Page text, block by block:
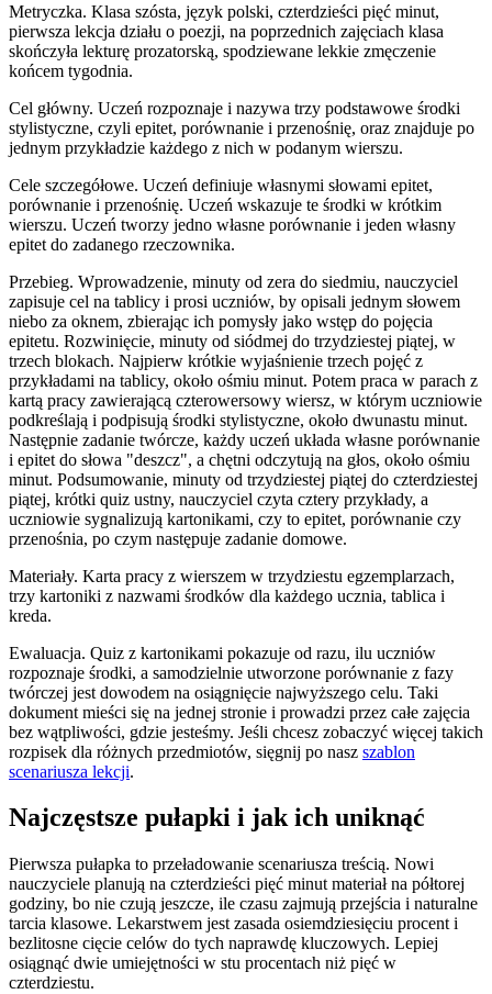
Metryczka. Klasa szósta, język polski, czterdzieści pięć minut,
pierwsza lekcja działu o poezji, na poprzednich zajęciach klasa
skończyła lekturę prozatorską, spodziewane lekkie zmęczenie
końcem tygodnia.
Cel główny. Uczeń rozpoznaje i nazywa trzy podstawowe środki
stylistyczne, czyli epitet, porównanie i przenośnię, oraz znajduje po
jednym przykładzie każdego z nich w podanym wierszu.
Cele szczegółowe. Uczeń definiuje własnymi słowami epitet,
porównanie i przenośnię. Uczeń wskazuje te środki w krótkim
wierszu. Uczeń tworzy jedno własne porównanie i jeden własny
epitet do zadanego rzeczownika.
Przebieg. Wprowadzenie, minuty od zera do siedmiu, nauczyciel
zapisuje cel na tablicy i prosi uczniów, by opisali jednym słowem
niebo za oknem, zbierając ich pomysły jako wstęp do pojęcia
epitetu. Rozwinięcie, minuty od siódmej do trzydziestej piątej, w
trzech blokach. Najpierw krótkie wyjaśnienie trzech pojęć z
przykładami na tablicy, około ośmiu minut. Potem praca w parach z
kartą pracy zawierającą czterowersowy wiersz, w którym uczniowie
podkreślają i podpisują środki stylistyczne, około dwunastu minut.
Następnie zadanie twórcze, każdy uczeń układa własne porównanie
i epitet do słowa "deszcz", a chętni odczytują na głos, około ośmiu
minut. Podsumowanie, minuty od trzydziestej piątej do czterdziestej
piątej, krótki quiz ustny, nauczyciel czyta cztery przykłady, a
uczniowie sygnalizują kartonikami, czy to epitet, porównanie czy
przenośnia, po czym następuje zadanie domowe.
Materiały. Karta pracy z wierszem w trzydziestu egzemplarzach,
trzy kartoniki z nazwami środków dla każdego ucznia, tablica i
kreda.
Ewaluacja. Quiz z kartonikami pokazuje od razu, ilu uczniów
rozpoznaje środki, a samodzielnie utworzone porównanie z fazy
twórczej jest dowodem na osiągnięcie najwyższego celu. Taki
dokument mieści się na jednej stronie i prowadzi przez całe zajęcia
bez wątpliwości, gdzie jesteśmy. Jeśli chcesz zobaczyć więcej takich
rozpisek dla różnych przedmiotów, sięgnij po nasz szablon
scenariusza lekcji.
Najczęstsze pułapki i jak ich uniknąć
Pierwsza pułapka to przeładowanie scenariusza treścią. Nowi
nauczyciele planują na czterdzieści pięć minut materiał na półtorej
godziny, bo nie czują jeszcze, ile czasu zajmują przejścia i naturalne
tarcia klasowe. Lekarstwem jest zasada osiemdziesięciu procent i
bezlitosne cięcie celów do tych naprawdę kluczowych. Lepiej
osiągnąć dwie umiejętności w stu procentach niż pięć w
czterdziestu.